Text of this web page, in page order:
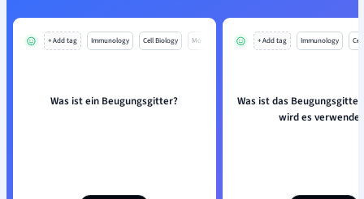
+ Add tag Immunology Cell Biology Mo
Was ist ein Beugungsgitter?
+ Add tag Immunology
Was ist das
wird es